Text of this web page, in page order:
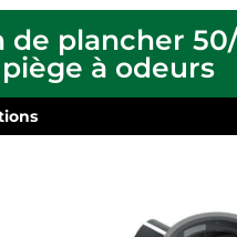
de plancher
à odeurs